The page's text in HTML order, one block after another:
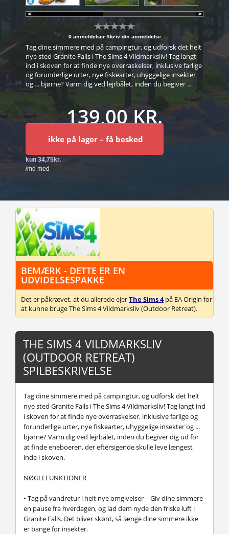
0 anmeldelser Skriv din anmeldelse
Tag dine simmere med på campingtur, og udforsk det helt
nye sted Granite Falls i The Sims 4 Vildmarksliv! Tag langt
ind i skoven for at finde nye overraskelser, inklusive farlige
og forunderlige urter, nye fiskearter, uhyggelige insekter
og ... bjørne? Varm dig ved lejrbålet, inden du begiver ...
139,00 KR.
ikke på lager – få besked
BEMÆRK - DETTE ER EN
UDVIDELSESPAKKE
Det er påkrævet, at du allerede ejerThe Sims 4på EA Origin for
at kunne bruge The Sims 4 Vildmarksliv (Outdoor Retreat).
THE SIMS 4 VILDMARKSLIV
(OUTDOOR RETREAT)
SPILBESKRIVELSE
Tag dine simmere med på campingtur, og udforsk det helt
nye sted Granite Falls i The Sims 4 Vildmarksliv! Tag langt ind
i skoven for at finde nye overraskelser, inklusive farlige og
forunderlige urter, nye fiskearter, uhyggelige insekter og ...
bjørne? Varm dig ved lejrbålet, inden du begiver dig ud for
at finde eneboeren, der eftersigende skulle leve længest
inde i skoven.
NØGLEFUNKTIONER
• Tag på vandretur i helt nye omgivelser– Giv dine simmere
en pause fra hverdagen, og lad dem nyde den friske luft i
Granite Falls. Det bliver skønt, så længe dine simmere ikke
er bange for insekter.